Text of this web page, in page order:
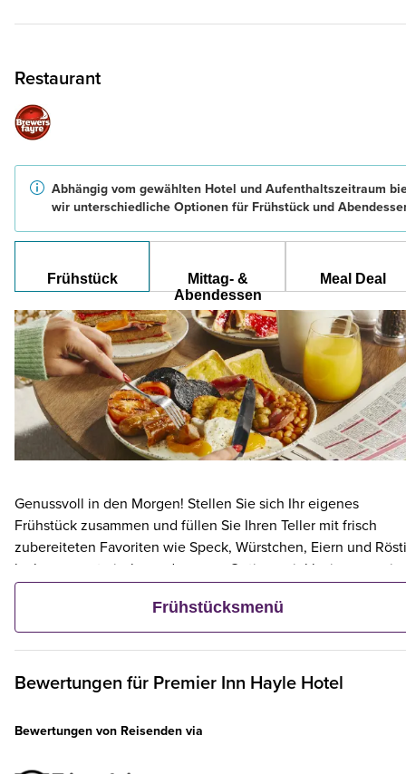
Restaurant
Abhängig vom gewählten Hotel und Aufenthaltszeitraum
wir unterschiedliche Optionen für Frühstück und
Frühstück
Mittag- &
Abendessen
Meal Deal
Genussvoll in den Morgen! Stellen Sie sich Ihr eigenes
Frühstück zusammen und füllen Sie Ihren Teller mit frisch
zubereiteten Favoriten wie Speck, Würstchen, Eiern und
leckere vegetarische und vegane Optionen inklusive – sowie
kontinentalen Köstlichkeiten wie Obst, Müsli und frischem
Gebäck. Und wenn ein Erwachsener ein Premier Inn-
bestellt, frühstücken bis zu zwei Kinder kostenlos mit.**
Frühstücksmenü
Bewertungen für Premier Inn Hayle Hotel
Bewertungen von Reisenden via